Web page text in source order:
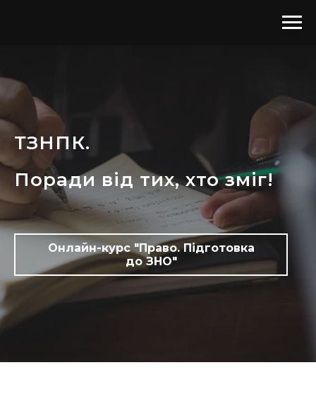
ТЗНПК.
Поради від тих, хто зміг!
Онлайн-курс "Право. Підготовка
до ЗНО"